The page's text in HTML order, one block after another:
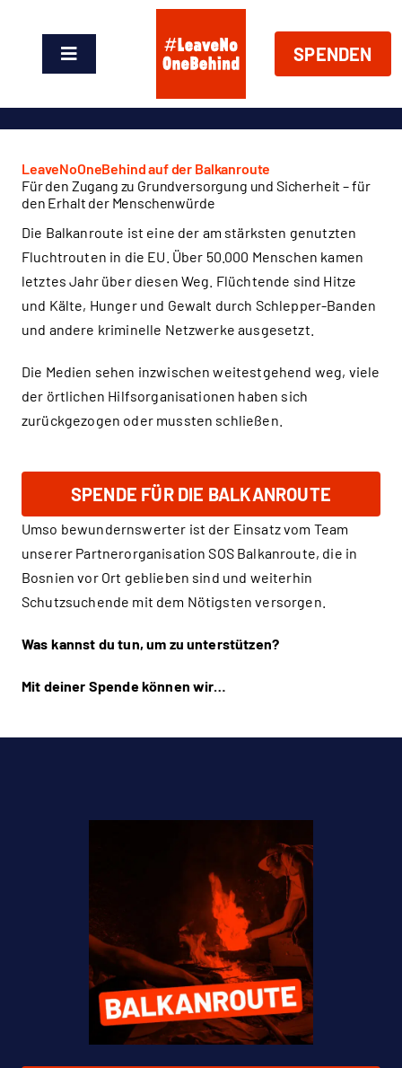
Toggle
News
Über Uns
Shop
Spenden
SPENDEN
LeaveNoOneBehind auf der Balkanroute
Für den Zugang zu Grundversorgung und Sicherheit – für
den Erhalt der Menschenwürde
Die Balkanroute ist eine der am stärksten genutzten
Fluchtrouten in die EU. Über 50.000 Menschen kamen
letztes Jahr über diesen Weg. Flüchtende sind Hitze
und Kälte, Hunger und Gewalt durch Schlepper-Banden
und andere kriminelle Netzwerke ausgesetzt.
Die Medien sehen inzwischen weitestgehend weg, viele
der örtlichen Hilfsorganisationen haben sich
zurückgezogen oder mussten schließen.
SPENDE FÜR DIE BALKANROUTE
Umso bewundernswerter ist der Einsatz vom Team
unserer Partnerorganisation SOS Balkanroute, die in
Bosnien vor Ort geblieben sind und weiterhin
Schutzsuchende mit dem Nötigsten versorgen.
Was kannst du tun, um zu unterstützen?
Mit deiner Spende können wir…